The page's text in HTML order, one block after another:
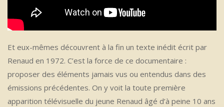
Et eux-mêmes découvrent à la fin un texte inédit écrit par
Renaud en 1972. C’est la force de ce documentaire :
proposer des éléments jamais vus ou entendus dans des
émissions précédentes. On y voit la toute première
apparition télévisuelle du jeune Renaud âgé d’à peine 10 ans